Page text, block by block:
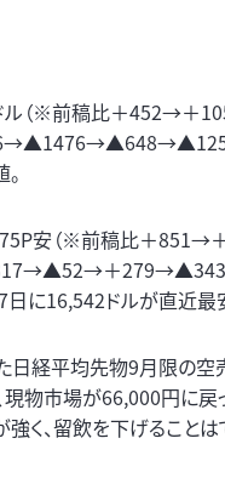
７ドル（※前稿比＋
安（※前稿比
＋
に16,542ドルが直近最
日経平均先物9月限の空
物市場が66,000円に戻
く、留飲を下げることは